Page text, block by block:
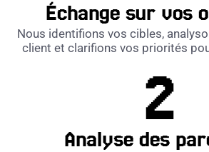
Échange sur vos
Nous identifions vos cibles,
client et clarifions vos priorités
Analyse des